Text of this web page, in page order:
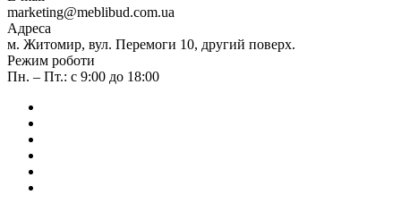
marketing@meblibud.com.ua
Адреса
м. Житомир, вул. Перемоги 10, другий поверх.
Режим роботи
Пн. – Пт.: с 9:00 до 18:00